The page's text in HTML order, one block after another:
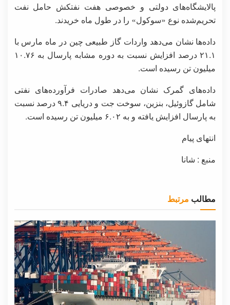
پالایشگاه‌های دولتی و خصوصی هفت نفتکش حامل نفت
تحریم‌شده نوع «سوکول» را در طول ماه خریدند.
داده‌ها نشان می‌دهد واردات گاز طبیعی چین در ماه مارس با
۲۱.۱ درصد افزایش نسبت به دوره مشابه پارسال به ۱۰.۷۶
میلیون تن رسیده است.
داده‌های گمرک نشان می‌دهد صادرات فرآورده‌های نفتی
شامل گازوئیل، بنزین، سوخت جت و دریایی ۹.۴ درصد نسبت
به پارسال افزایش یافته و به ۶.۰۲ میلیون تن رسیده است.
انتهای پیام
منبع : شانا
مطالب مرتبط